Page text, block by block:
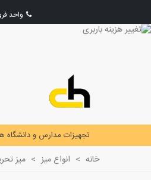
واحد
تجهیزات مدارس و دانشگاه
خانه > انواع میز > میز